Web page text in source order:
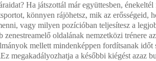
Ha játszottál már együttesben,
könnyen rájöhetsz, mik az erősségeid,
vagy milyen pozícióban teljesítesz a
zenestreamelő oldalának nemzetközi trénere
mellett mindenképpen fordítsanak időt
megakadályozhatja a későbbi kiégést azaz